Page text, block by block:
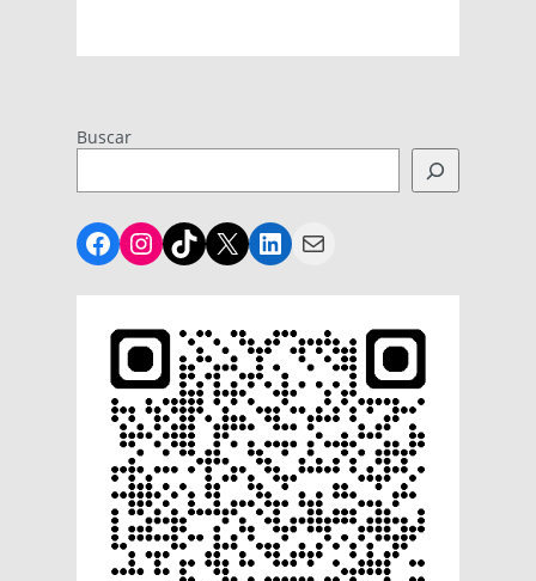
Buscar
Facebook
Instagram
TikTok
X LinkedIn
Mail